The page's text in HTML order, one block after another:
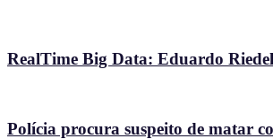
RealTime Big Data: Eduardo
Polícia procura suspeito de matar